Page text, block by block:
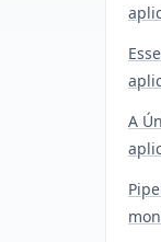
A